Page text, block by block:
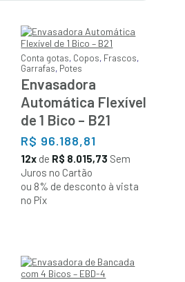
Conta gotas, Copos, Frascos,
Garrafas, Potes
Envasadora
Automática Flexível
de 1 Bico – B21
R$ 96.188,81
12x de R$ 8.015,73 Sem
Juros no Cartão
ou 8% de desconto à vista
no Pix